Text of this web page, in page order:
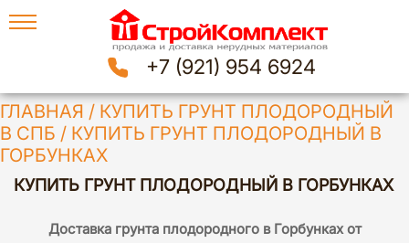
+7 (921) 954 6924
ГЛАВНАЯ / КУПИТЬ ГРУНТ ПЛОДОРОДНЫЙ
В СПБ / КУПИТЬ ГРУНТ ПЛОДОРОДНЫЙ В
ГОРБУНКАХ
КУПИТЬ ГРУНТ ПЛОДОРОДНЫЙ В ГОРБУНКАХ
Доставка грунта плодородного в Горбунках от